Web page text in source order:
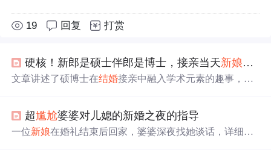
19 回复 打赏
硬核！新郎是硕士伴郎是博士，接亲当天新娘现场
文章讲述了硕博士在结婚接亲中融入学术元素的趣事，如
超尴尬婆婆对儿媳的新婚之夜的指导
一位新娘在婚礼结束后回家，婆婆深夜找她谈话，详细讲